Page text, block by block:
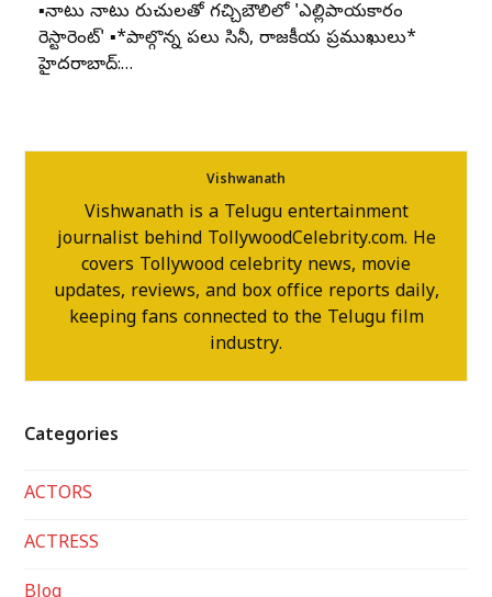
▪️నాటు నాటు రుచులతో గచ్చిబౌలిలో 'ఎల్లిపాయకారం
రెస్టారెంట్' ▪️*పాల్గొన్న పలు సినీ, రాజకీయ ప్రముఖులు*
హైదరాబాద్:…
Vishwanath
Vishwanath is a Telugu entertainment
journalist behind TollywoodCelebrity.com. He
covers Tollywood celebrity news, movie
updates, reviews, and box office reports daily,
keeping fans connected to the Telugu film
industry.
Categories
ACTORS
ACTRESS